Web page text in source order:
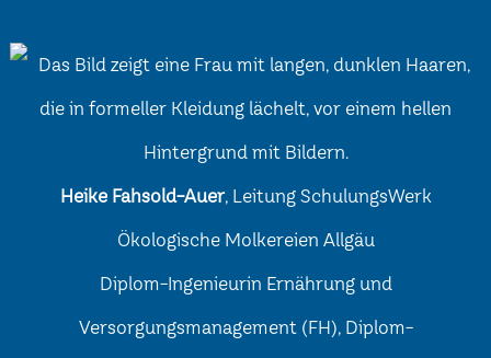
Heike Fahsold-Auer, Leitung SchulungsWerk
Ökologische Molkereien Allgäu
Diplom-Ingenieurin Ernährung und
Versorgungsmanagement (FH), Diplom-